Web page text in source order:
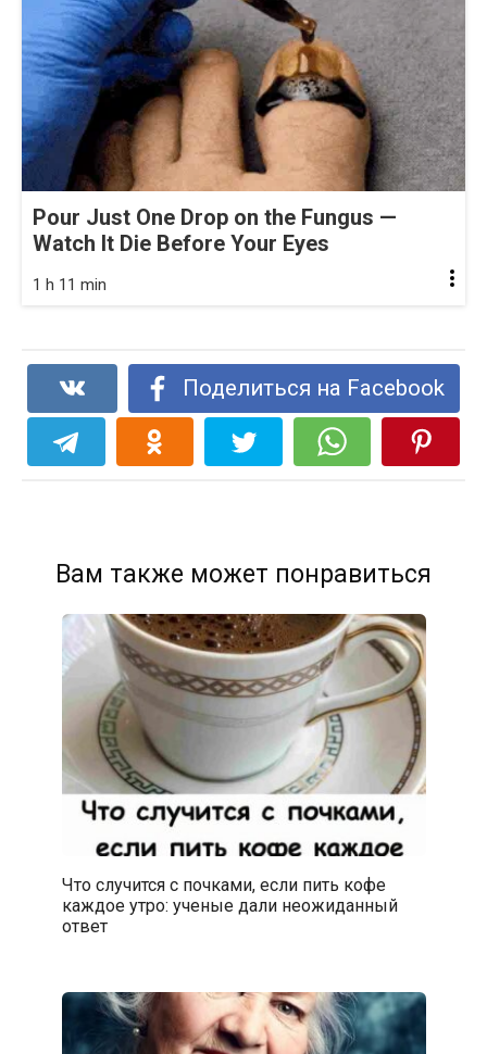
Pour Just One Drop on the Fungus —
Watch It Die Before Your Eyes
1 h 11 min
Поделиться на Facebook
Вам также может понравиться
Что случится с почками, если пить кофе
каждое утро: ученые дали неожиданный
ответ